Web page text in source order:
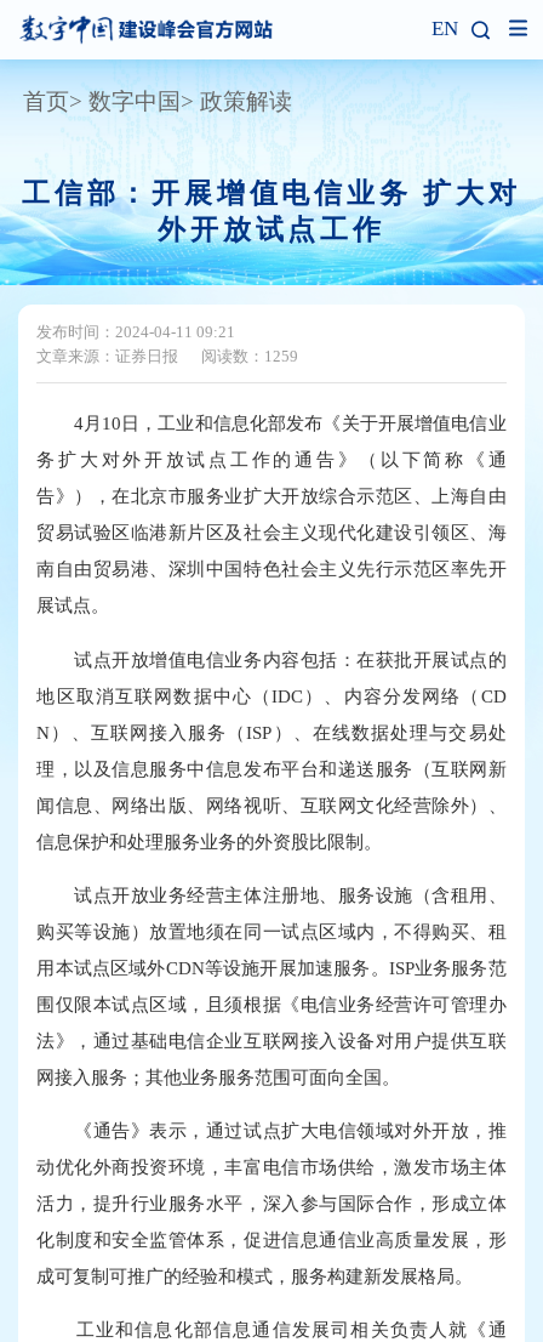
EN
首页 数字中国 政策解读
工信部：开展增值电信业务 扩大对
外开放试点工作
发布时间：2024-04-11 09:21
文章来源：证券日报
阅读数：1259
4月10日，工业和信息化部发布《关于开展增值电信业
务扩大对外开放试点工作的通告》（以下简称《通
告》），在北京市服务业扩大开放综合示范区、上海自由
贸易试验区临港新片区及社会主义现代化建设引领区、海
南自由贸易港、深圳中国特色社会主义先行示范区率先开
展试点。
试点开放增值电信业务内容包括：在获批开展试点的
地区取消互联网数据中心（IDC）、内容分发网络（CD
N）、互联网接入服务（ISP）、在线数据处理与交易处
理，以及信息服务中信息发布平台和递送服务（互联网新
闻信息、网络出版、网络视听、互联网文化经营除外）、
信息保护和处理服务业务的外资股比限制。
试点开放业务经营主体注册地、服务设施（含租用、
购买等设施）放置地须在同一试点区域内，不得购买、租
用本试点区域外CDN等设施开展加速服务。ISP业务服务范
围仅限本试点区域，且须根据《电信业务经营许可管理办
法》，通过基础电信企业互联网接入设备对用户提供互联
网接入服务；其他业务服务范围可面向全国。
《通告》表示，通过试点扩大电信领域对外开放，推
动优化外商投资环境，丰富电信市场供给，激发市场主体
活力，提升行业服务水平，深入参与国际合作，形成立体
化制度和安全监管体系，促进信息通信业高质量发展，形
成可复制可推广的经验和模式，服务构建新发展格局。
工业和信息化部信息通信发展司相关负责人就《通